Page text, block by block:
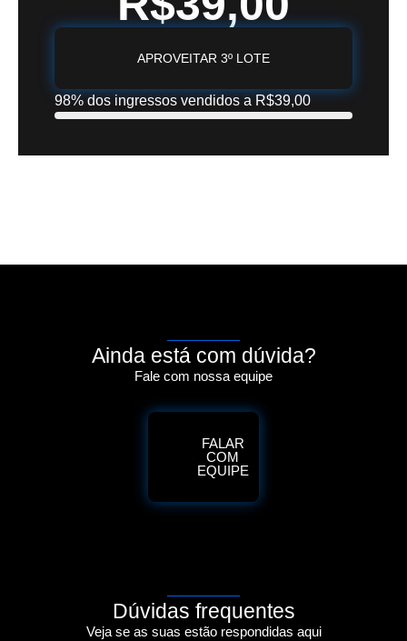
APROVEITAR 3º LOTE
98% dos ingressos vendidos a R$39,00
Ainda está com dúvida?
Fale com nossa equipe
FALAR
COM
EQUIPE
Dúvidas frequentes
Veja se as suas estão respondidas aqui